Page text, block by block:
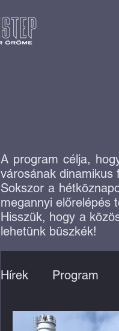
A program célja,
városának dinamikus
Sokszor a
megannyi előrelépés
Hisszük, hogy a
lehetünk büszkék!
Hírek Program
Találd meg a